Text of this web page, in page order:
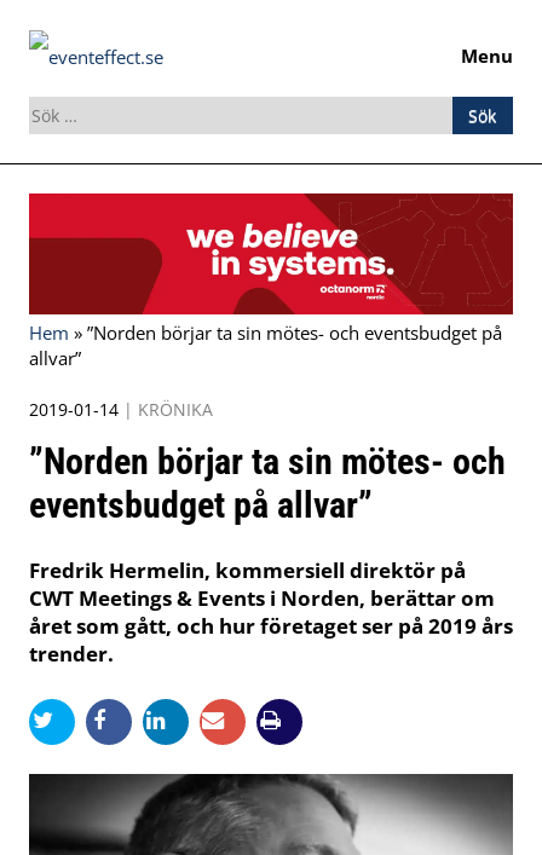
Menu
Sök
efter:
Hem » ”Norden börjar ta sin mötes- och eventsbudget på
allvar”
2019-01-14 | KRÖNIKA
”Norden börjar ta sin mötes- och
eventsbudget på allvar”
Fredrik Hermelin, kommersiell direktör på
CWT Meetings & Events i Norden, berättar om
året som gått, och hur företaget ser på 2019 års
trender.